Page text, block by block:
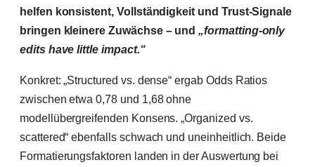
helfen konsistent, Vollständigkeit und Trust-Signale
bringen kleinere Zuwächse – und„formatting-only
edits have little impact.“
Konkret: „Structured vs. dense“ ergab Odds Ratios
zwischen etwa 0,78 und 1,68 ohne
modellübergreifenden Konsens. „Organized vs.
scattered“ ebenfalls schwach und uneinheitlich. Beide
Formatierungsfaktoren landen in der Auswertung bei